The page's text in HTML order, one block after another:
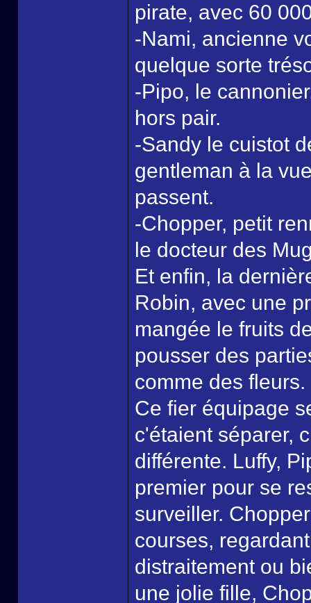
pirate, avec 60
-Nami, ancienne
quelque sorte
-Pipo, le
hors pair.
-Sandy le cuistot
gentleman à la
passent.
-Chopper, petit
le docteur des
Et enfin, la
Robin, avec une
mangée le fruits
pousser des
comme des fleurs.
Ce fier équipage
c'étaient séparer,
différente. Luffy,
premier pour se
surveiller.
courses,
distraitement ou
une jolie fille,